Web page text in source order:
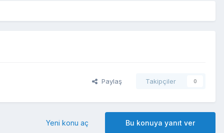
Paylaş Takipçiler 0
Bu konuya yanıt ver
Yeni konu aç